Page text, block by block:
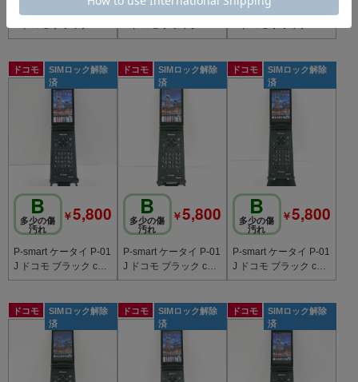
800
799
P-smart ケータイ P-01
798
ドコモ
SIMロック解除
済
B
多少の傷
汚れ
￥5,800
P-smart ケータイ P-01
J ドコモ ブラック c20
797
ドコモ
SIMロック解除
済
B
多少の傷
汚れ
￥5,800
P-smart ケータイ P-01
J ドコモ ブラック c20
796
ドコモ
SIMロック解除
済
B
多少の傷
汚れ
￥5,800
P-smart ケータイ P-01
J ドコモ ブラック c20
794
ドコモ
SIMロック解除
済
ドコモ
SIMロック解除
済
ドコモ
SIMロック解除
済